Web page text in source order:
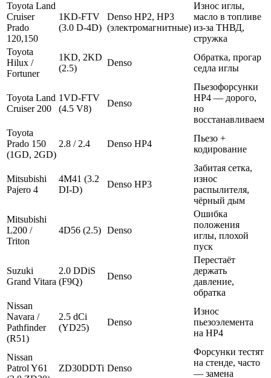
Toyota Land
Cruiser
Prado
120,150
1KD-FTV
(3.0 D-4D)
Denso HP2, HP3
(электромагнитные)
Износ иглы,
масло в топливе
из-за ТНВД,
стружка
Toyota
Hilux /
Fortuner
1KD, 2KD
(2.5)
Denso
Обратка, прогар
седла иглы
Toyota Land
Cruiser 200
1VD-FTV
(4.5 V8)
Denso
Пьезофорсунки
HP4 — дорого,
но
восстанавливаем
Toyota
Prado 150
(1GD, 2GD)
2.8 / 2.4 Denso HP4
Пьезо +
кодирование
Mitsubishi
Pajero 4
4M41 (3.2
DI-D)
Denso HP3
Забитая сетка,
износ
распылителя,
чёрный дым
Mitsubishi
L200 /
Triton
4D56 (2.5) Denso
Ошибка
положения
иглы, плохой
пуск
Suzuki
Grand Vitara
2.0 DDiS
(F9Q)
Denso
Перестаёт
держать
давление,
обратка
Nissan
Navara /
Pathfinder
(R51)
2.5 dCi
(YD25)
Denso
Износ
пьезоэлемента
на HP4
Nissan
Patrol Y61
ZD30DDTi Denso
Форсунки тестят
на стенде, часто
— замена